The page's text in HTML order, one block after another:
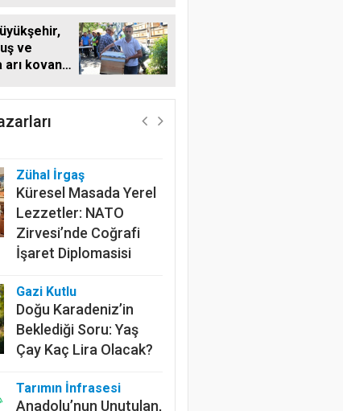
ve
arı kovanı
Harun Göksel
Geleceğin Pamuğu:
Doğal, İzlenebilir ve
Zühal İrgaş
Küresel Masada Yerel
Lezzetler: NATO
Zirvesi’nde Coğrafi
İşaret Diplomasisi
Gazi Kutlu
Doğu Karadeniz’in
Beklediği Soru: Yaş
Çay Kaç Lira Olacak?
Tarımın İnfrasesi
Anadolu’nun Unutulan,